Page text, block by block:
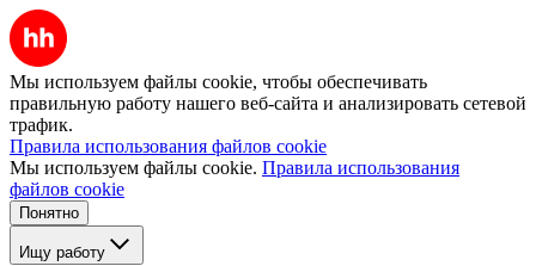
Мы используем файлы cookie, чтобы обеспечивать
правильную работу нашего веб-сайта и анализировать сетевой
трафик.
Правила использования файлов cookie
Мы используем файлы cookie. Правила использования
файлов cookie
Понятно
Ищу работу